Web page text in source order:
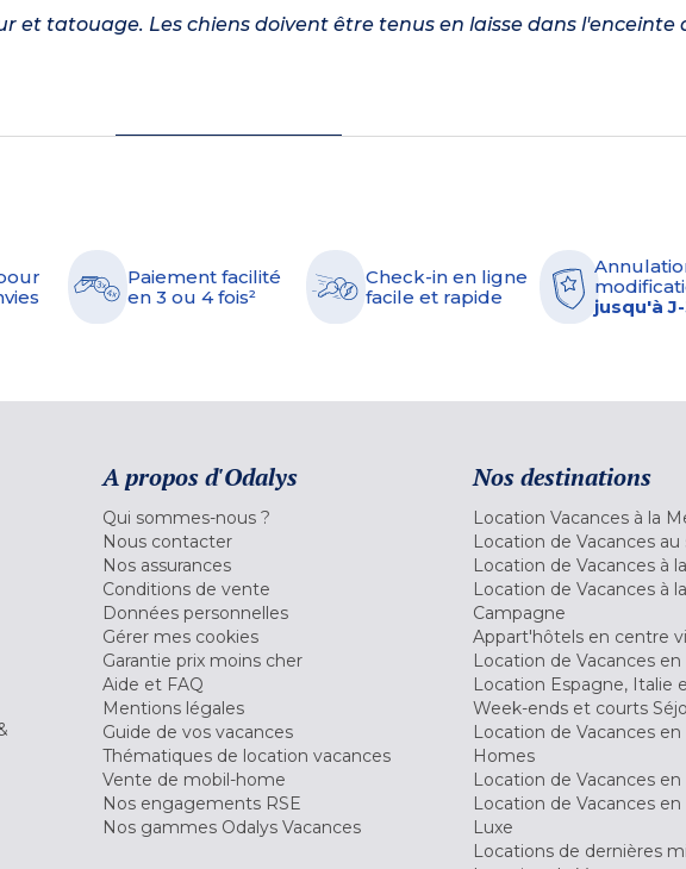
et tatouage. Les chiens doivent être tenus en laisse dans l'enceinte
Paiement facilité
en 3 ou 4 fois²
Check-in en ligne
facile et rapide
jusqu'à
A propos d'Odalys
Qui sommes-nous ?
Nous contacter
Nos assurances
Conditions de vente
Données personnelles
Gérer mes cookies
Garantie prix moins cher
Aide et FAQ
Mentions légales
Guide de vos vacances
Thématiques de location vacances
Vente de mobil-home
Nos engagements RSE
Nos gammes Odalys Vacances
Nos destinations
Location Vacances à la
Location de Vacances au
Location de Vacances à
Location de Vacances à la
Campagne
Appart'hôtels en centre
Location de Vacances en
Location Espagne, Italie
Week-ends et courts
Location de Vacances en
Homes
Location de Vacances en
Location de Vacances en
Luxe
Locations de dernières